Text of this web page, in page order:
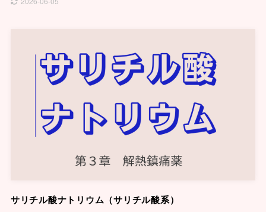
サリチル酸ナトリウム（サリチル酸系）